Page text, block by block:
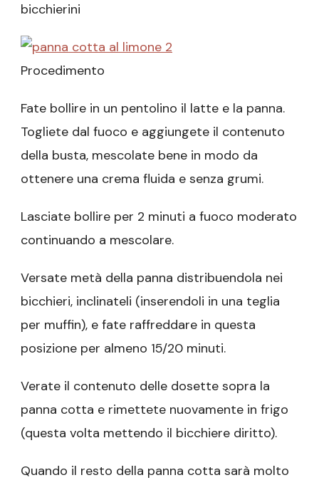
bicchierini
Procedimento
Fate bollire in un pentolino il latte e la panna.
Togliete dal fuoco e aggiungete il contenuto
della busta, mescolate bene in modo da
ottenere una crema fluida e senza grumi.
Lasciate bollire per 2 minuti a fuoco moderato
continuando a mescolare.
Versate metà della panna distribuendola nei
bicchieri, inclinateli (inserendoli in una teglia
per muffin), e fate raffreddare in questa
posizione per almeno 15/20 minuti.
Verate il contenuto delle dosette sopra la
panna cotta e rimettete nuovamente in frigo
(questa volta mettendo il bicchiere diritto).
Quando il resto della panna cotta sarà molto